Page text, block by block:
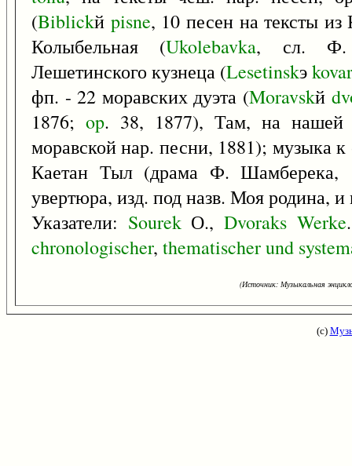
(Biblickй pisne, 10 песен на тексты
Колыбельная (Ukolebavka, сл. Ф.
Лешетинского кузнеца (Lesetinskэ
фп. - 22 моравских дуэта (Moravskй
1876; op. 38, 1877), Там, на
моравской нар. песни, 1881); музыка
Каетан Тыл (драма Ф. Шамберека,
увертюра, изд. под назв. Моя родина,
Указатели: SourekО., Dvoraks Werke
chronologischer, thematischerund
(Источник: Музыкальная
(с)